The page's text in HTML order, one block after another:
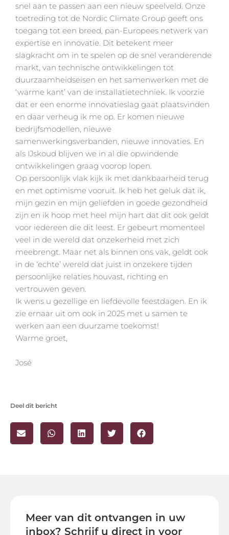
snel aan te passen aan een nieuw speelveld. Onze
toetreding tot de Nordic Climate Group geeft ons
toegang tot een breed, pan-Europees netwerk van
expertise en innovatie. Dit betekent meer
slagkracht om in te spelen op de snel veranderende
markt, van technische ontwikkelingen tot
duurzaamheidseisen en het samenwerken met de
‘warme kant’ van de installatietechniek. Ik voorzie
dat er een enorme innovatieslag gaat plaatsvinden
en daar verheug ik me op. Er komen nieuwe
bedrijfsmodellen, nieuwe
samenwerkingsverbanden, nieuwe innovaties. En
als IJskoud blijven we in al die opwindende
ontwikkelingen graag voorop lopen.
Op persoonlijk vlak kijk ik met dankbaarheid terug
en met optimisme vooruit. Ik heb het geluk dat ik,
mijn gezin en mijn geliefden in goede gezondheid
zijn en ik hoop met heel mijn hart dat dit ook geldt
voor iedereen die dit leest. Er gebeurt momenteel
veel in de wereld dat onzekerheid met zich
meebrengt. Maar net als binnen ons vak, geldt ook
in de ‘echte’ wereld dat juist in onzekere tijden
persoonlijke relaties houvast, richting en
vertrouwen geven.
Ik wens u gezellige en liefdevolle feestdagen. En ik
zie ernaar uit om ook in 2025 met u samen te
werken aan een duurzame toekomst!
Warme groet,
José
Deel dit bericht
Meer van dit ontvangen in uw
inbox? Schrijf u direct in voor